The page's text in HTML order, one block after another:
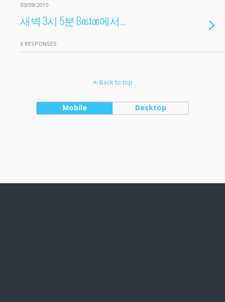
03/09/2010
새벽 3시 5분 Boston에서…
6 RESPONSES
Back to top
Mobile Desktop